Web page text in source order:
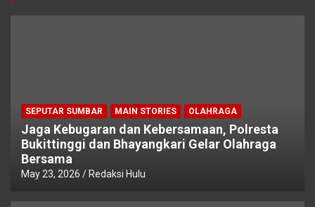
SEPUTAR SUMBAR MAIN STORIES OLAHRAGA
Jaga Kebugaran dan Kebersamaan, Polresta
Bukittinggi dan Bhayangkari Gelar Olahraga
Bersama
May 23, 2026 Redaksi Hulu